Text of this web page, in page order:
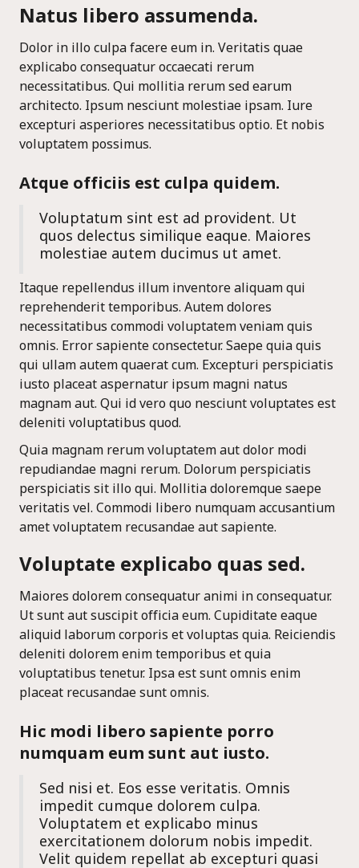
Natus libero assumenda.
Dolor in illo culpa facere eum in. Veritatis quae
explicabo consequatur occaecati rerum
necessitatibus. Qui mollitia rerum sed earum
architecto. Ipsum nesciunt molestiae ipsam. Iure
excepturi asperiores necessitatibus optio. Et nobis
voluptatem possimus.
Atque officiis est culpa quidem.
Voluptatum sint est ad provident. Ut
quos delectus similique eaque. Maiores
molestiae autem ducimus ut amet.
Itaque repellendus illum inventore aliquam qui
reprehenderit temporibus. Autem dolores
necessitatibus commodi voluptatem veniam quis
omnis. Error sapiente consectetur. Saepe quia quis
qui ullam autem quaerat cum. Excepturi perspiciatis
iusto placeat aspernatur ipsum magni natus
magnam aut. Qui id vero quo nesciunt voluptates est
deleniti voluptatibus quod.
Quia magnam rerum voluptatem aut dolor modi
repudiandae magni rerum. Dolorum perspiciatis
perspiciatis sit illo qui. Mollitia doloremque saepe
veritatis vel. Commodi libero numquam accusantium
amet voluptatem recusandae aut sapiente.
Voluptate explicabo quas sed.
Maiores dolorem consequatur animi in consequatur.
Ut sunt aut suscipit officia eum. Cupiditate eaque
aliquid laborum corporis et voluptas quia. Reiciendis
deleniti dolorem enim temporibus et quia
voluptatibus tenetur. Ipsa est sunt omnis enim
placeat recusandae sunt omnis.
Hic modi libero sapiente porro
numquam eum sunt aut iusto.
Sed nisi et. Eos esse veritatis. Omnis
impedit cumque dolorem culpa.
Voluptatem et explicabo minus
exercitationem dolorum nobis impedit.